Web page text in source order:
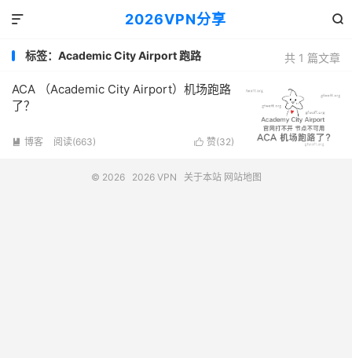
2026VPN分享 

共 1 篇文章
标签：Academic City Airport 跑路
ACA （Academic City Airport）机场跑路
了？
 赞(32)
 博客 阅读(663)
© 2026 2026 VPN 关于本站 网站地图